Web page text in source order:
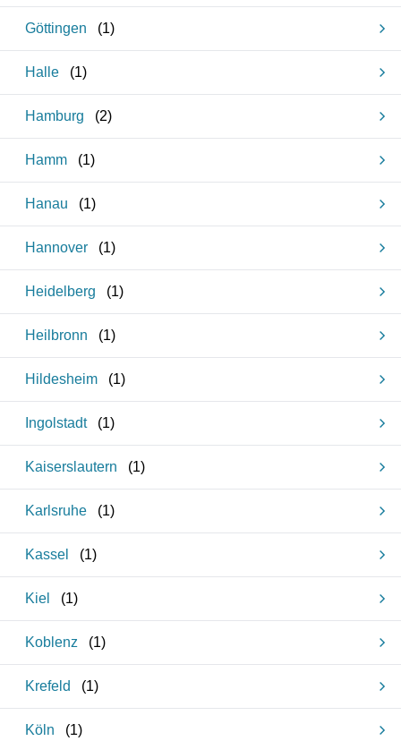
Göttingen (1)
Halle (1)
Hamburg (2)
Hamm (1)
Hanau (1)
Hannover (1)
Heidelberg (1)
Heilbronn (1)
Hildesheim (1)
Ingolstadt (1)
Kaiserslautern (1)
Karlsruhe (1)
Kassel (1)
Kiel (1)
Koblenz (1)
Krefeld (1)
Köln (1)